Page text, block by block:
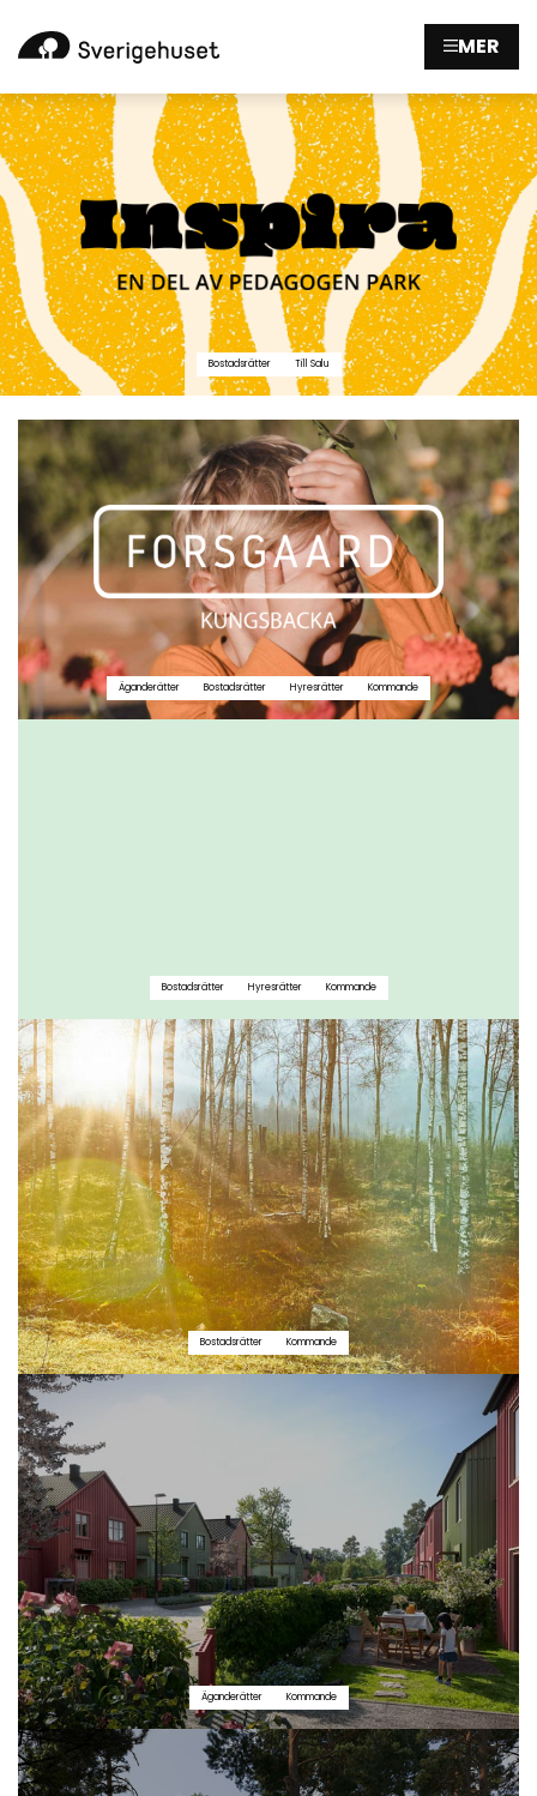
MER
Bostadsrätter Till Salu
Äganderätter Bostadsrätter Hyresrätter Kommande
Bostadsrätter Hyresrätter Kommande
Bostadsrätter Kommande
Äganderätter Kommande